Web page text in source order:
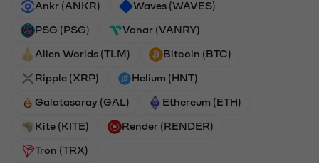
Ankr (ANKR) Waves (WAVES)
PSG (PSG) Vanar (VANRY)
Alien Worlds (TLM) Bitcoin (BTC)
Ripple (XRP) Helium (HNT)
Galatasaray (GAL) Ethereum (ETH)
Kite (KITE) Render (RENDER)
Tron (TRX)